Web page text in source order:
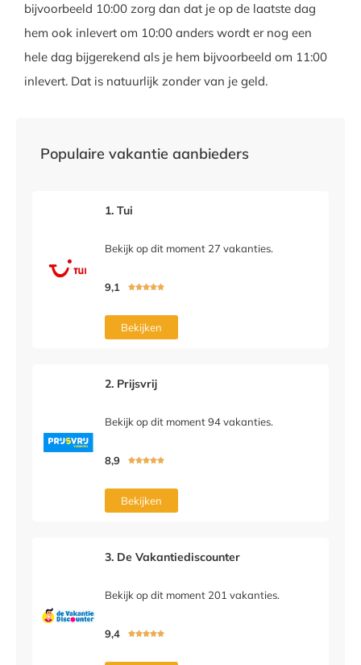
bijvoorbeeld 10:00 zorg dan dat je op de laatste dag
hem ook inlevert om 10:00 anders wordt er nog een
hele dag bijgerekend als je hem bijvoorbeeld om 11:00
inlevert. Dat is natuurlijk zonder van je geld.
Populaire vakantie aanbieders
1. Tui
Bekijk op dit moment 27 vakanties.
9,1 
Bekijken
2. Prijsvrij
Bekijk op dit moment 94 vakanties.
8,9 
Bekijken
3. De Vakantiediscounter
Bekijk op dit moment 201 vakanties.
9,4 